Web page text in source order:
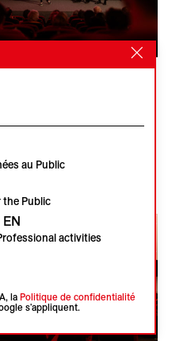
au Public
the Public
activities
la Politique de confidentialité
s'appliquent.